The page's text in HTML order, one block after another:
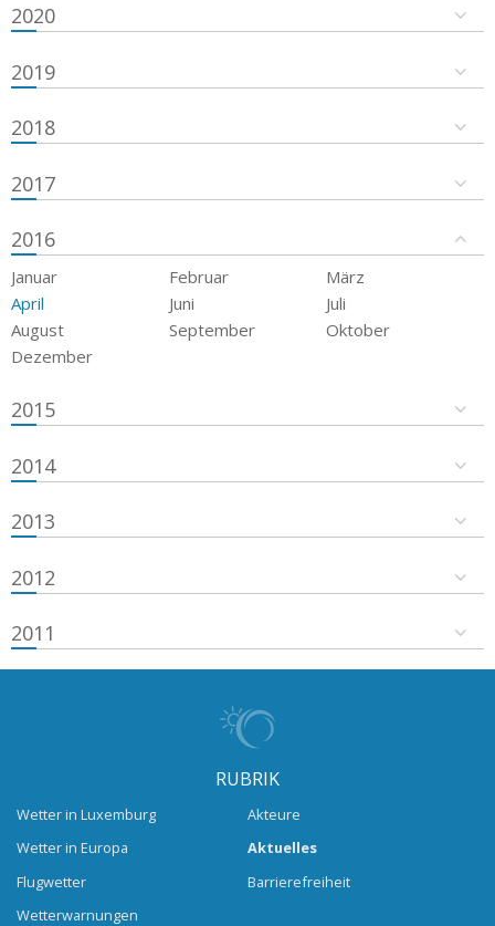
2020
2019
2018
2017
2016
Januar Februar
März
April
Juni
Juli
August
September
Oktober
Dezember
2015
2014
2013
2012
2011
RUBRIK
Wetter in Luxemburg
Wetter in Europa
Flugwetter
Wetterwarnungen
Akteure
Aktuelles
Barrierefreiheit